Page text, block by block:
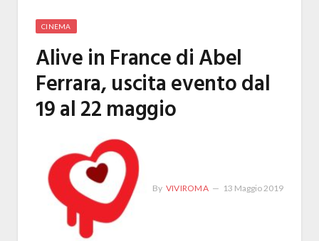
CINEMA
Alive in France di Abel
Ferrara, uscita evento dal
19 al 22 maggio
By VIVIROMA 13 Maggio 2019